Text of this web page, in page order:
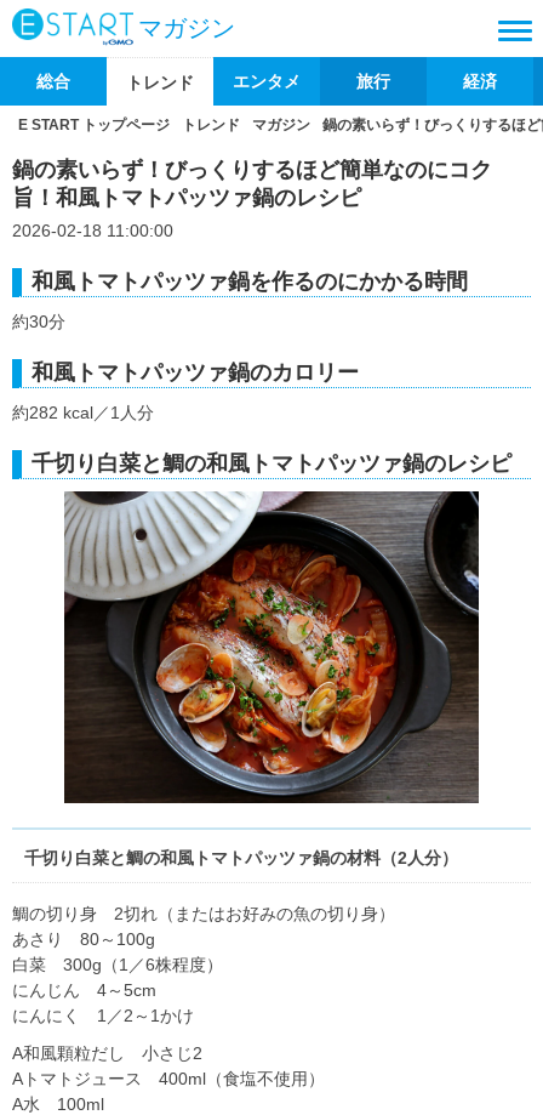
マガジン
総合 トレンド エンタメ 旅行 経済
E START トップページ トレンド マガジン 鍋の素いらず！びっくりするほ
鍋の素いらず！びっくりするほど簡単なのにコク
旨！和風トマトパッツァ鍋のレシピ
2026-02-18 11:00:00
和風トマトパッツァ鍋を作るのにかかる時間
約30分
和風トマトパッツァ鍋のカロリー
約282 kcal／1人分
千切り白菜と鯛の和風トマトパッツァ鍋のレシピ
千切り白菜と鯛の和風トマトパッツァ鍋の材料（2人分）
鯛の切り身 2切れ（またはお好みの魚の切り身）
あさり 80～100g
白菜 300g（1／6株程度）
にんじん 4～5cm
にんにく 1／2～1かけ
A和風顆粒だし 小さじ2
Aトマトジュース 400ml（食塩不使用）
A水 100ml